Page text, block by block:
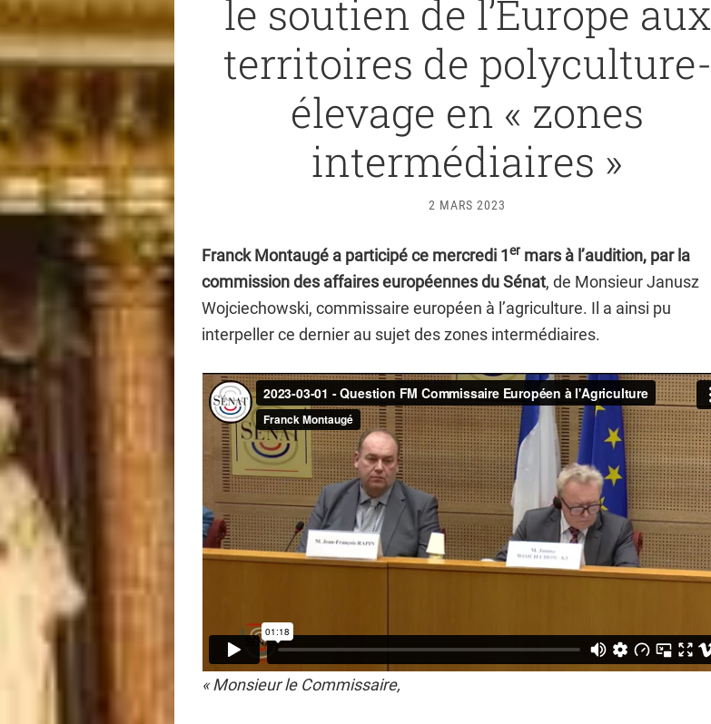
le soutien de l’Europe aux
territoires de polyculture-
élevage en « zones
intermédiaires »
2 MARS 2023
Franck Montaugé a participé ce mercredi 1er mars à l’audition, par la
commission des affaires européennes du Sénat, de Monsieur Janusz
Wojciechowski, commissaire européen à l’agriculture. Il a ainsi pu
interpeller ce dernier au sujet des zones intermédiaires.
« Monsieur le Commissaire,